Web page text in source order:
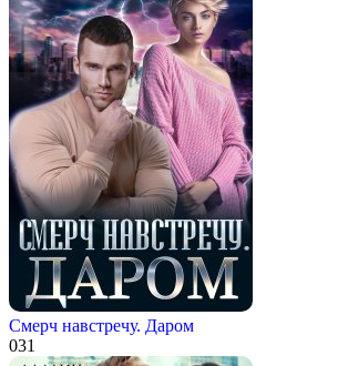
Смерч навстречу. Даром
031